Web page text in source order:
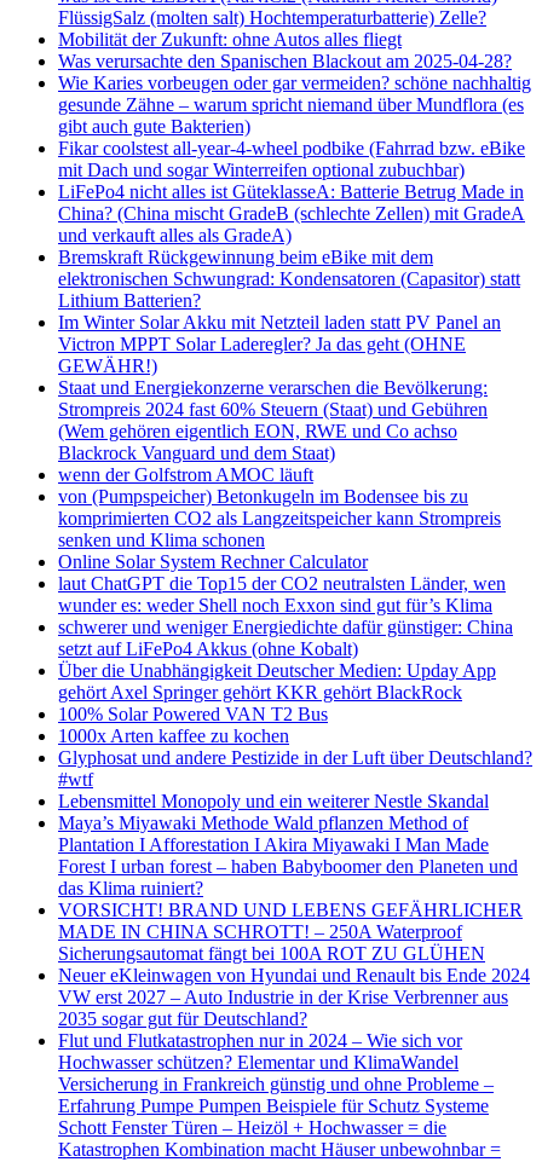
FlüssigSalz (molten salt) Hochtemperaturbatterie) Zelle?
Mobilität der Zukunft: ohne Autos alles fliegt
Was verursachte den Spanischen Blackout am 2025-04-28?
Wie Karies vorbeugen oder gar vermeiden? schöne nachhaltig
gesunde Zähne – warum spricht niemand über Mundflora (es
gibt auch gute Bakterien)
Fikar coolstest all-year-4-wheel podbike (Fahrrad bzw. eBike
mit Dach und sogar Winterreifen optional zubuchbar)
LiFePo4 nicht alles ist GüteklasseA: Batterie Betrug Made in
China? (China mischt GradeB (schlechte Zellen) mit GradeA
und verkauft alles als GradeA)
Bremskraft Rückgewinnung beim eBike mit dem
elektronischen Schwungrad: Kondensatoren (Capasitor) statt
Lithium Batterien?
Im Winter Solar Akku mit Netzteil laden statt PV Panel an
Victron MPPT Solar Laderegler? Ja das geht (OHNE
GEWÄHR!)
Staat und Energiekonzerne verarschen die Bevölkerung:
Strompreis 2024 fast 60% Steuern (Staat) und Gebühren
(Wem gehören eigentlich EON, RWE und Co achso
Blackrock Vanguard und dem Staat)
wenn der Golfstrom AMOC läuft
von (Pumpspeicher) Betonkugeln im Bodensee bis zu
komprimierten CO2 als Langzeitspeicher kann Strompreis
senken und Klima schonen
Online Solar System Rechner Calculator
laut ChatGPT die Top15 der CO2 neutralsten Länder, wen
wunder es: weder Shell noch Exxon sind gut für’s Klima
schwerer und weniger Energiedichte dafür günstiger: China
setzt auf LiFePo4 Akkus (ohne Kobalt)
Über die Unabhängigkeit Deutscher Medien: Upday App
gehört Axel Springer gehört KKR gehört BlackRock
100% Solar Powered VAN T2 Bus
1000x Arten kaffee zu kochen
Glyphosat und andere Pestizide in der Luft über Deutschland?
#wtf
Lebensmittel Monopoly und ein weiterer Nestle Skandal
Maya’s Miyawaki Methode Wald pflanzen Method of
Plantation I Afforestation I Akira Miyawaki I Man Made
Forest I urban forest – haben Babyboomer den Planeten und
das Klima ruiniert?
VORSICHT! BRAND UND LEBENS GEFÄHRLICHER
MADE IN CHINA SCHROTT! – 250A Waterproof
Sicherungsautomat fängt bei 100A ROT ZU GLÜHEN
Neuer eKleinwagen von Hyundai und Renault bis Ende 2024
VW erst 2027 – Auto Industrie in der Krise Verbrenner aus
2035 sogar gut für Deutschland?
Flut und Flutkatastrophen nur in 2024 – Wie sich vor
Hochwasser schützen? Elementar und KlimaWandel
Versicherung in Frankreich günstig und ohne Probleme –
Erfahrung Pumpe Pumpen Beispiele für Schutz Systeme
Schott Fenster Türen – Heizöl + Hochwasser = die
Katastrophen Kombination macht Häuser unbewohnbar =